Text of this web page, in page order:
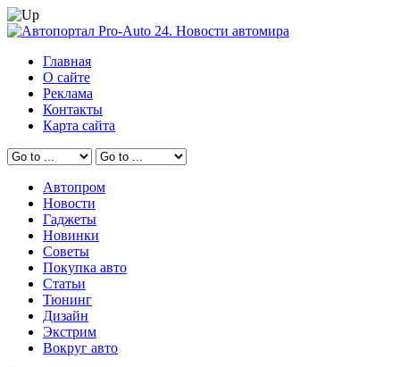
Главная
О сайте
Реклама
Контакты
Карта сайта
Автопром
Новости
Гаджеты
Новинки
Советы
Покупка авто
Статьи
Тюнинг
Дизайн
Экстрим
Вокруг авто